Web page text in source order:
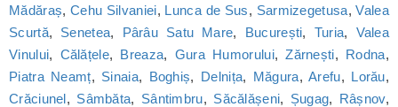
Mădăraș,Cehu Silvaniei, Lunca de Sus, Sarmizegetusa,Valea
Scurtă, Senetea, Pârâu Satu Mare, București, Turia, Valea
Vinului, Călățele, Breaza, Gura Humorului,Zărnești, Rodna,
Piatra Neamț, Sinaia, Boghiș, Delnița, Măgura,Arefu, Lorău,
Crăciunel, Sâmbăta, Sântimbru, Săcălășeni, Șugag, Râșnov,